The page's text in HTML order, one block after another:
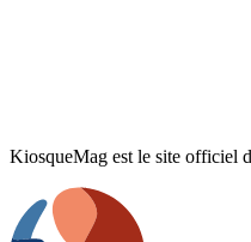
KiosqueMag est le site officiel